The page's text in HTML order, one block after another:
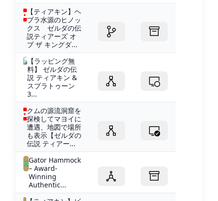
【ティアキン】ヘ
ブラ水源のヒノッ
クス ゼルダの伝
説ティアーズ オ
ブ ザ キングダ...
【ラッピング無
料】 ゼルダの伝
説 ティアキン &
スプラトゥーン
3...
クムの源流洞窟を
探検してマヨイに
遭遇、地図で場所
も表示【ゼルダの
伝説 ティアー...
Gator Hammock
– Award-
Winning
Authentic...